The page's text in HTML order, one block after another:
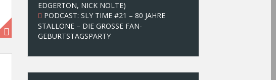
EDGERTON, NICK NOLTE)
PODCAST: SLY TIME #21 – 80 JAHRE
STALLONE – DIE GROSSE FAN-
GEBURTSTAGSPARTY